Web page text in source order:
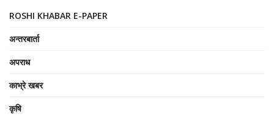
ROSHI KHABAR E-PAPER
अन्तरबार्ता
अपराध
काभ्रे खबर
कृषि